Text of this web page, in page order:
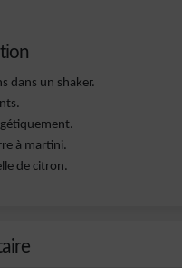
dans un shaker.
à martini.
de citron.